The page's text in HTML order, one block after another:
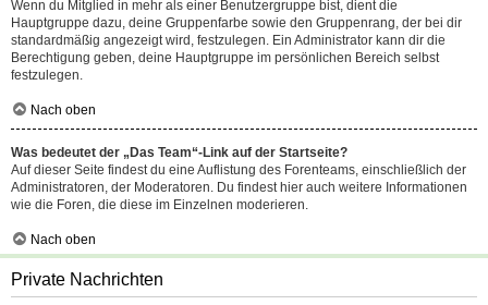
Wenn du Mitglied in mehr als einer Benutzergruppe bist, dient die
Hauptgruppe dazu, deine Gruppenfarbe sowie den Gruppenrang, der bei dir
standardmäßig angezeigt wird, festzulegen. Ein Administrator kann dir die
Berechtigung geben, deine Hauptgruppe im persönlichen Bereich selbst
festzulegen.
Nach oben
Was bedeutet der „Das Team“-Link auf der Startseite?
Auf dieser Seite findest du eine Auflistung des Forenteams, einschließlich der
Administratoren, der Moderatoren. Du findest hier auch weitere Informationen
wie die Foren, die diese im Einzelnen moderieren.
Nach oben
Private Nachrichten